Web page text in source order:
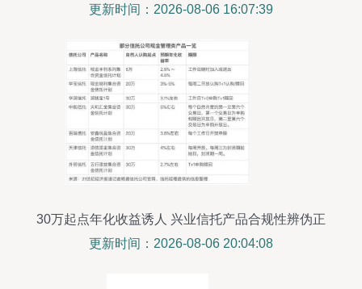
的投资管理路径
更新时间：2026-08-06 16:07:39
30万起点年化收益诱人 兴业信托产品合规性辨伪正
解
更新时间：2026-08-06 20:04:08